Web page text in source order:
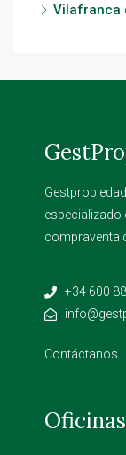
Vilafranca
especializado
compraventa
+34 600
Contáctanos
Oficinas